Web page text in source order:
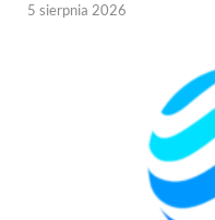
5 sierpnia 2026